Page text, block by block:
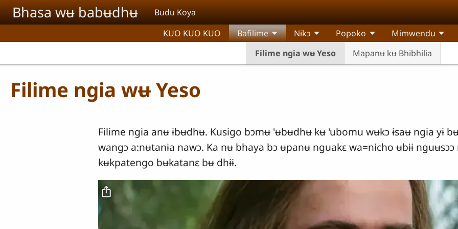
Aller au contenu principal
Bhasa wʉ babʉdhʉ Budu Koya
KUO KUO KUO
Bafilime
Filime ngia wʉ Yeso
Mapanʉ kʉ Bhibhilia
Nɨkɔ Popoko Mimwendu
Filime ngia wʉ Yeso
Filime ngia anʉ ɨbʉdhʉ. Kusigo bɔmʉ 'ʉbʉdhʉ kʉ 'ubomu wʉkɔ ɨsaʉ ngia yɨ
wangɔ a:nʉtanɨa nawɔ. Ka nʉ bhaya bɔ ʉpanʉ nguakɛ wa=nicho ʉbɨɨ nguʉsɔɔ
kʉkpatengo bʉkatanɛ bʉ dhɨɨ.